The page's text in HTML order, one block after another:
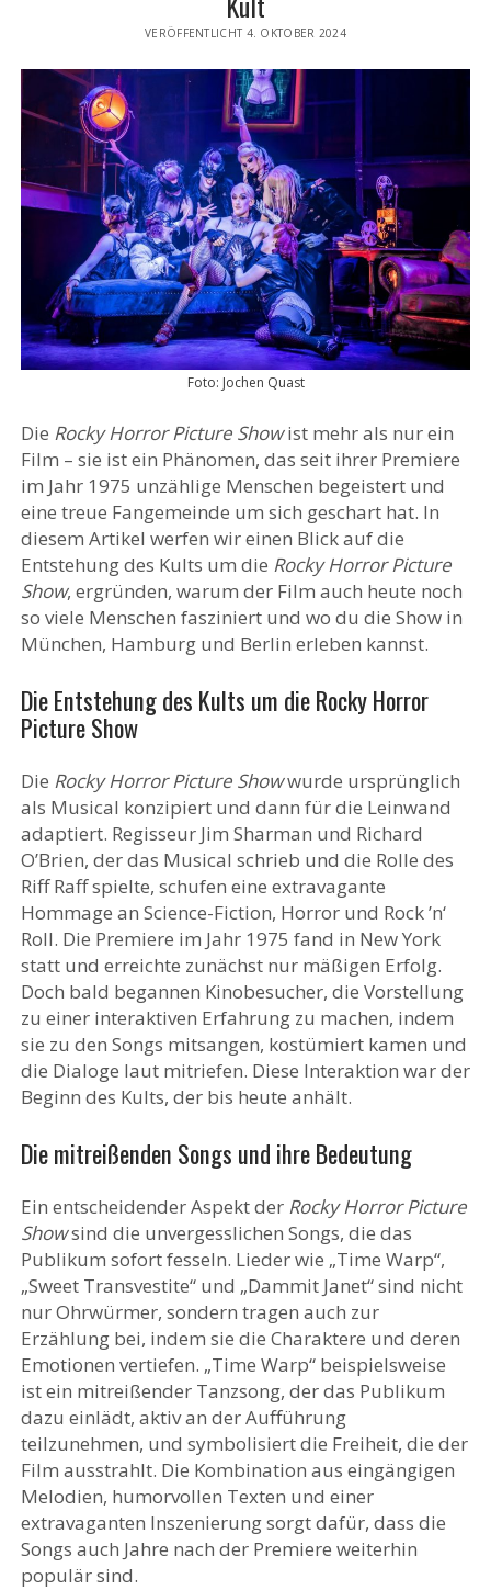
VERÖFFENTLICHT 4. OKTOBER 2024
Foto: Jochen Quast
Die Rocky Horror Picture Showist mehr als nur ein
Film – sie ist ein Phänomen, das seit ihrer Premiere
im Jahr 1975 unzählige Menschen begeistert und
eine treue Fangemeinde um sich geschart hat. In
diesem Artikel werfen wir einen Blick auf die
Entstehung des Kults um die Rocky Horror Picture
Show, ergründen, warum der Film auch heute noch
so viele Menschen fasziniert und wo du die Show in
München, Hamburg und Berlin erleben kannst.
Die Entstehung des Kults um die Rocky Horror
Picture Show
Die Rocky Horror Picture Showwurde ursprünglich
als Musical konzipiert und dann für die Leinwand
adaptiert. Regisseur Jim Sharman und Richard
O’Brien, der das Musical schrieb und die Rolle des
Riff Raff spielte, schufen eine extravagante
Hommage an Science-Fiction, Horror und Rock ’n‘
Roll. Die Premiere im Jahr 1975 fand in New York
statt und erreichte zunächst nur mäßigen Erfolg.
Doch bald begannen Kinobesucher, die Vorstellung
zu einer interaktiven Erfahrung zu machen, indem
sie zu den Songs mitsangen, kostümiert kamen und
die Dialoge laut mitriefen. Diese Interaktion war der
Beginn des Kults, der bis heute anhält.
Die mitreißenden Songs und ihre Bedeutung
Ein entscheidender Aspekt der Rocky Horror Picture
Showsind die unvergesslichen Songs, die das
Publikum sofort fesseln. Lieder wie „Time Warp“,
„Sweet Transvestite“ und „Dammit Janet“ sind nicht
nur Ohrwürmer, sondern tragen auch zur
Erzählung bei, indem sie die Charaktere und deren
Emotionen vertiefen. „Time Warp“ beispielsweise
ist ein mitreißender Tanzsong, der das Publikum
dazu einlädt, aktiv an der Aufführung
teilzunehmen, und symbolisiert die Freiheit, die der
Film ausstrahlt. Die Kombination aus eingängigen
Melodien, humorvollen Texten und einer
extravaganten Inszenierung sorgt dafür, dass die
Songs auch Jahre nach der Premiere weiterhin
populär sind.